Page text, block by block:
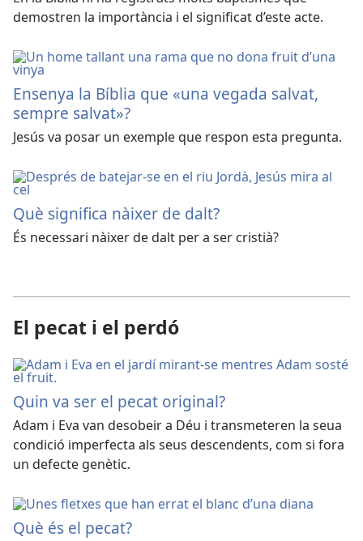
demostren la importància i el significat d’este acte.
Ensenya la Bíblia que «una vegada salvat,
sempre salvat»?
Jesús va posar un exemple que respon esta pregunta.
Què significa nàixer de dalt?
És necessari nàixer de dalt per a ser cristià?
El pecat i el perdó
Quin va ser el pecat original?
Adam i Eva van desobeir a Déu i transmeteren la seua
condició imperfecta als seus descendents, com si fora
un defecte genètic.
Què és el pecat?